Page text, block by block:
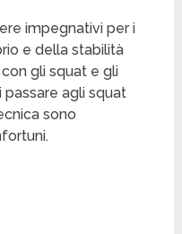
impegnativi per i
e della stabilità
con gli squat e gli
agli squat
sono